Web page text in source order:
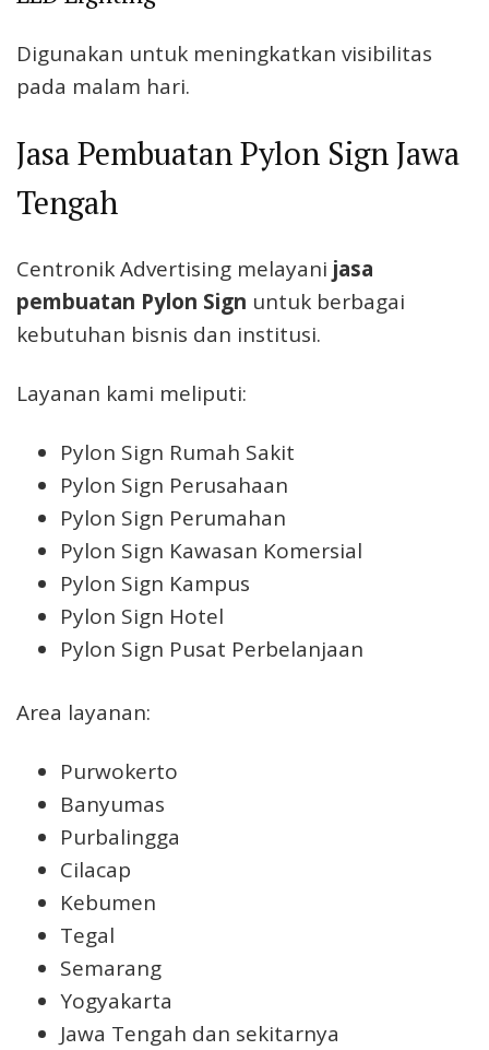
Digunakan untuk meningkatkan visibilitas
pada malam hari.
Jasa Pembuatan Pylon Sign Jawa
Tengah
Centronik Advertising melayani jasa
pembuatan Pylon Sign untuk berbagai
kebutuhan bisnis dan institusi.
Layanan kami meliputi:
Pylon Sign Rumah Sakit
Pylon Sign Perusahaan
Pylon Sign Perumahan
Pylon Sign Kawasan Komersial
Pylon Sign Kampus
Pylon Sign Hotel
Pylon Sign Pusat Perbelanjaan
Area layanan:
Purwokerto
Banyumas
Purbalingga
Cilacap
Kebumen
Tegal
Semarang
Yogyakarta
Jawa Tengah dan sekitarnya